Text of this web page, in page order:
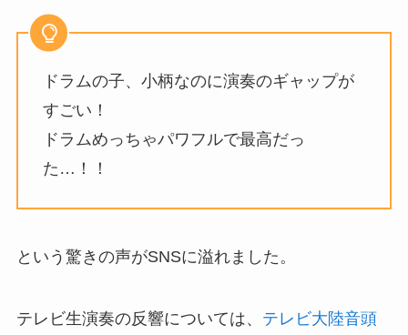
ドラムの子、小柄なのに演奏のギャップが
すごい！
ドラムめっちゃパワフルで最高だっ
た…！！
という驚きの声がSNSに溢れました。
テレビ生演奏の反響については、 テレビ大陸音頭